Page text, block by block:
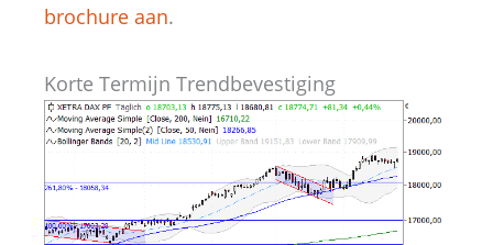
brochure aan.
Korte Termijn Trendbevestiging